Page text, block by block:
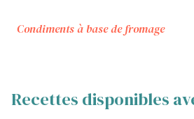
Condiments à base de fromage
Recettes disponibles